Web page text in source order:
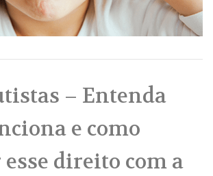
– Entenda
e como
direito com a